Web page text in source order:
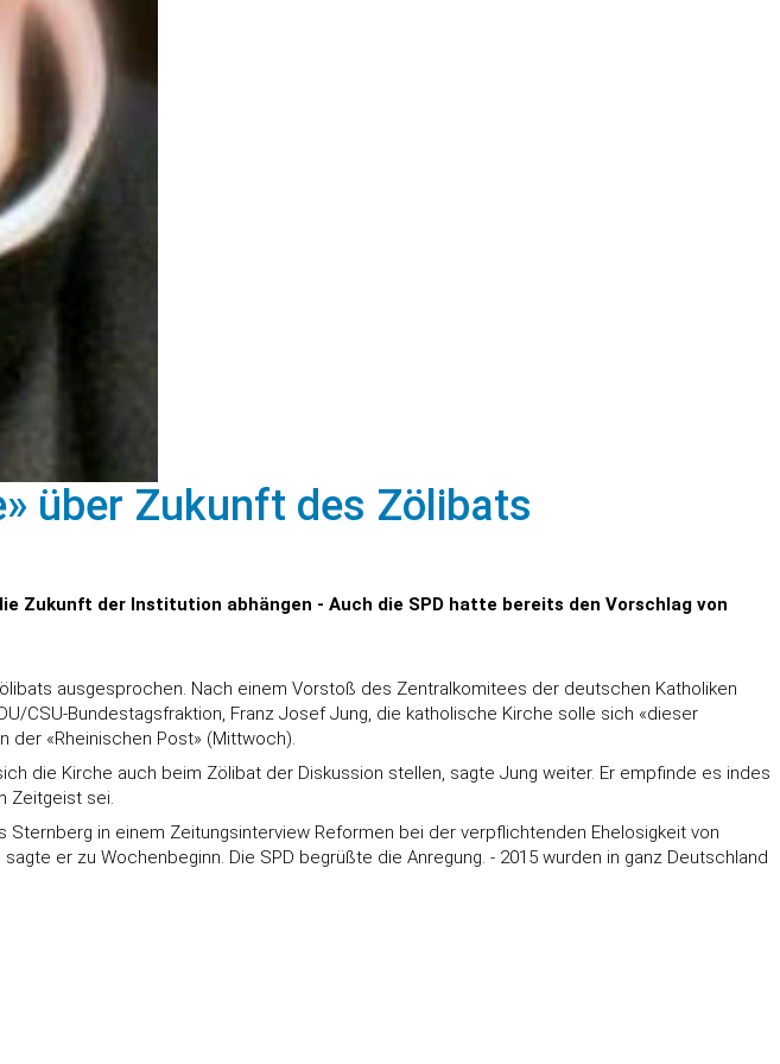
über Zukunft des Zölibats
Zukunft der Institution abhängen - Auch die SPD hatte bereits den Vorschlag von
ausgesprochen. Nach einem Vorstoß des Zentralkomitees der deutschen Katholiken
CSU-Bundestagsfraktion, Franz Josef Jung, die katholische Kirche solle sich «dieser
der «Rheinischen Post» (Mittwoch).
die Kirche auch beim Zölibat der Diskussion stellen, sagte Jung weiter. Er empfinde es indes
Zeitgeist sei.
in einem Zeitungsinterview Reformen bei der verpflichtenden Ehelosigkeit von
er zu Wochenbeginn. Die SPD begrüßte die Anregung. - 2015 wurden in ganz Deutschland